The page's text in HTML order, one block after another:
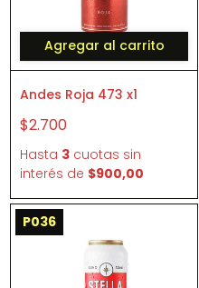
Agregar al carrito
Andes Roja 473 x1
$2.700
Hasta 3 cuotas sin
interés de $900,00
P036